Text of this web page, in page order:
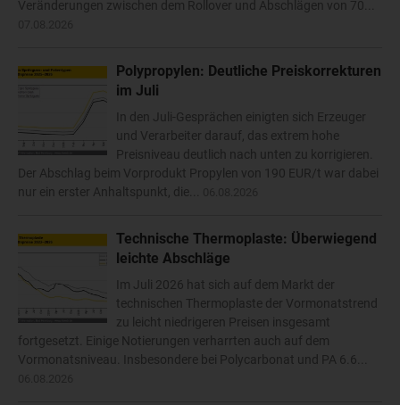
Veränderungen zwischen dem Rollover und Abschlägen von 70...
Polypropylen: Deutliche Preiskorrekturen
im Juli
In den Juli-Gesprächen einigten sich Erzeuger
und Verarbeiter darauf, das extrem hohe
Preisniveau deutlich nach unten zu korrigieren.
Der Abschlag beim Vorprodukt Propylen von 190 EUR/t war dabei
nur ein erster Anhaltspunkt, die...
Technische Thermoplaste: Überwiegend
leichte Abschläge
Im Juli 2026 hat sich auf dem Markt der
technischen Thermoplaste der Vormonatstrend
zu leicht niedrigeren Preisen insgesamt
fortgesetzt. Einige Notierungen verharrten auch auf dem
Vormonatsniveau. Insbesondere bei Polycarbonat und PA 6.6...